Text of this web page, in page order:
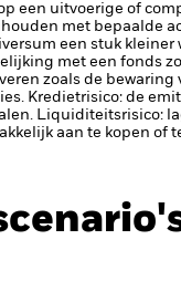
een uitvoerige of
met bepaalde
een stuk
met een fonds
zoals de
Kredietrisico: de
Liquiditeitsrisico:
aan te kopen of